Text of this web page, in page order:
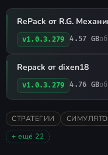
RePack от R.G.
v1.0.3.279 4.57 GB
Repack от dixen18
v1.0.3.279 4.76 GB
СТРАТЕГИИ
ОТ ТРЕТЬЕГО ЛИЦА
+ ещё 22